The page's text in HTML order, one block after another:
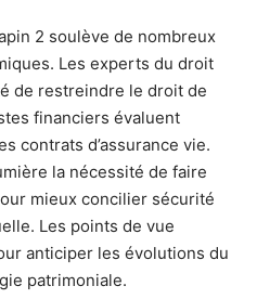
2 soulève de nombreux
Les experts du droit
de restreindre le droit de
financiers évaluent
contrats d’assurance vie.
la nécessité de faire
mieux concilier sécurité
Les points de vue
anticiper les évolutions du
patrimoniale.